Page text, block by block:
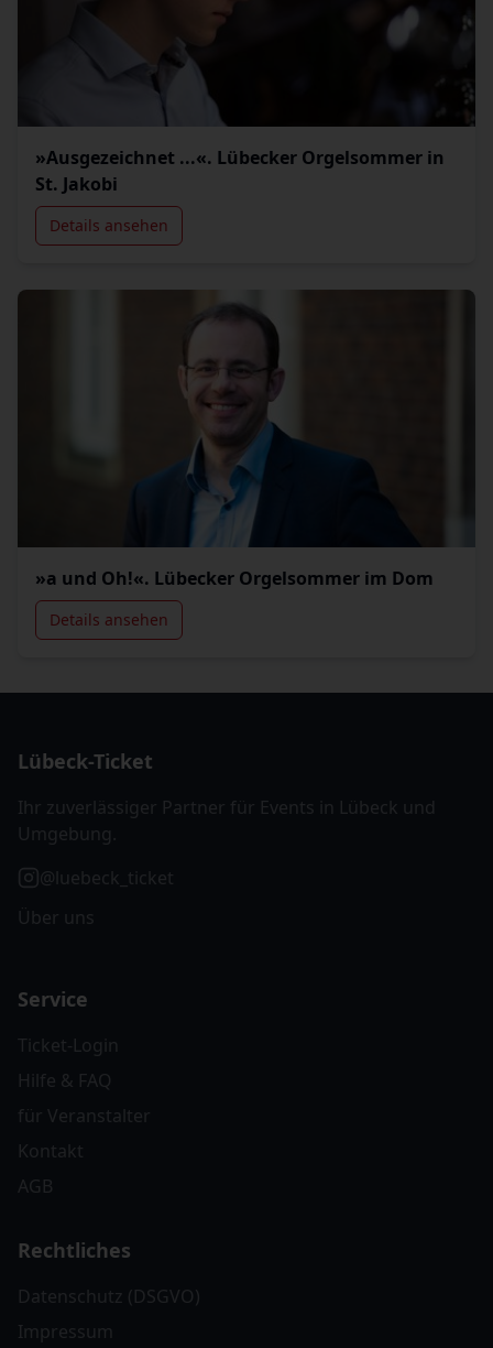
»Ausgezeichnet ...«. Lübecker Orgelsommer in
St. Jakobi
Details ansehen
»a und Oh!«. Lübecker Orgelsommer im Dom
Details ansehen
Lübeck-Ticket
Ihr zuverlässiger Partner für Events in Lübeck und
Umgebung.
@luebeck_ticket
Über uns
Service
Ticket-Login
Hilfe & FAQ
für Veranstalter
Kontakt
AGB
Rechtliches
Datenschutz (DSGVO)
Impressum